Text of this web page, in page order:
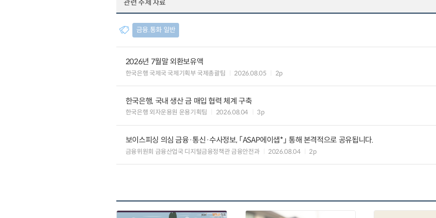
관련 주제 자료
금융.통화 일반
2026년 7월말 외환보유액
한국은행 국제국 국제기획부 국제총괄팀 2026.08.05 2p
한국은행, 국내 생산 금 매입 협력 체계 구축
한국은행 외자운용원 운용기획팀 2026.08.04 3p
보이스피싱 의심 금융·통신·수사정보, 「ASAP에이샙*」 통해 본격적으로 공유됩니다.
금융위원회 금융산업국 디지털금융정책관 금융안전과 2026.08.04 2p